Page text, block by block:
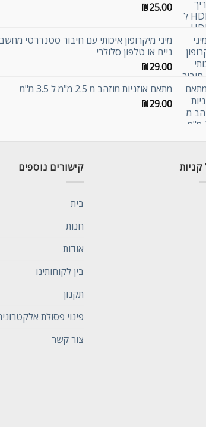
₪25.00
מיני מיקרופון איכותי עם חיבור סטנדרטי מחשב
נייח או טלפון סלולרי
₪29.00
מתאם אוזניות מוזהב מ 2.5 מ"מ ל 3.5 מ"מ
₪29.00
קישורים נוספים
בית
חנות
אודות
בין לקוחותינו
תקנון
פינוי פסולת
צור קשר